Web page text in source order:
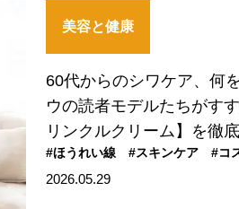
美容と健康
60代からのシワケア、何
ウの読者モデルたちがす
リンクルクリーム】を徹
#ほうれい線 #スキンケア #コ
2026.05.29